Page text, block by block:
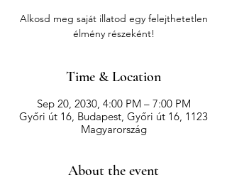
Alkosd meg saját illatod egy felejthetetlen
élmény részeként!
Time & Location
Sep 20, 2030, 4:00 PM – 7:00 PM
Győri út 16, Budapest, Győri út 16, 1123
Magyarország
About the event